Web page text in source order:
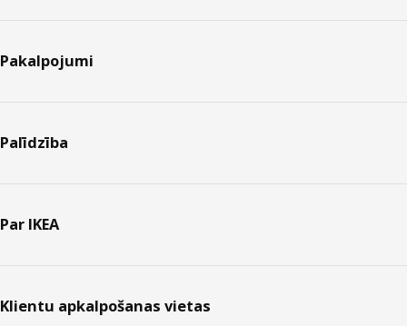
Pakalpojumi
Palīdzība
Par IKEA
Klientu apkalpošanas vietas